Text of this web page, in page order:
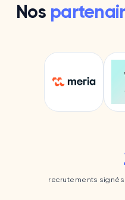
Nos
recrutements